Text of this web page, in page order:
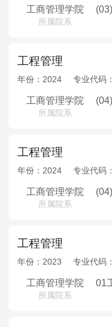
工商管理学院
所属院系
工程管理
年份： 2024 专业代码：
工商管理学院
所属院系
工程管理
年份： 2024 专业代码：
工商管理学院
所属院系
工程管理
年份： 2023 专业代码：
工商管理学院
所属院系